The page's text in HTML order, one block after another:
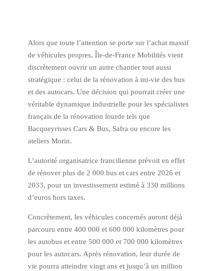
Alors que toute l’attention se porte sur l’achat massif
de véhicules propres, Île-de-France Mobilités vient
discrètement ouvrir un autre chantier tout aussi
stratégique : celui de la rénovation à mi-vie des bus
et des autocars. Une décision qui pourrait créer une
véritable dynamique industrielle pour les spécialistes
français de la rénovation lourde tels que
Bacqueyrisses Cars & Bus, Safra ou encore les
ateliers Morin.
L’autorité organisatrice francilienne prévoit en effet
de rénover plus de 2 000 bus et cars entre 2026 et
2033, pour un investissement estimé à 330 millions
d’euros hors taxes.
Concrètement, les véhicules concernés auront déjà
parcouru entre 400 000 et 600 000 kilomètres pour
les autobus et entre 500 000 et 700 000 kilomètres
pour les autocars. Après rénovation, leur durée de
vie pourra atteindre vingt ans et jusqu’à un million